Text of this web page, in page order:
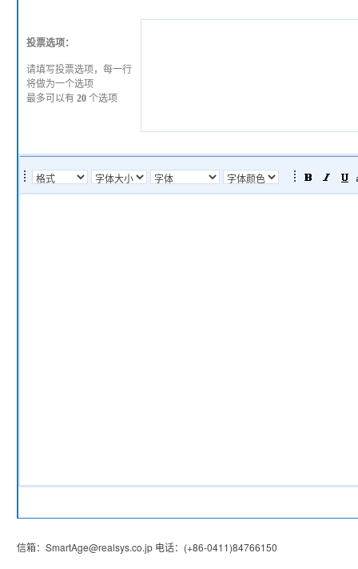
投票选项：
请填写投票选项，每一行
将做为一个选项
最多可以有 20个选项
信箱：SmartAge@realsys.co.jp 电话： (+86-0411)84766150